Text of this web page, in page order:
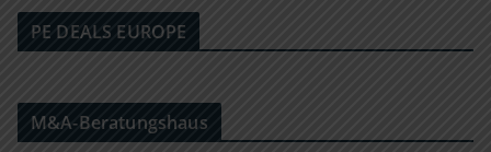
PE DEALS EUROPE
M&A-Beratungshaus